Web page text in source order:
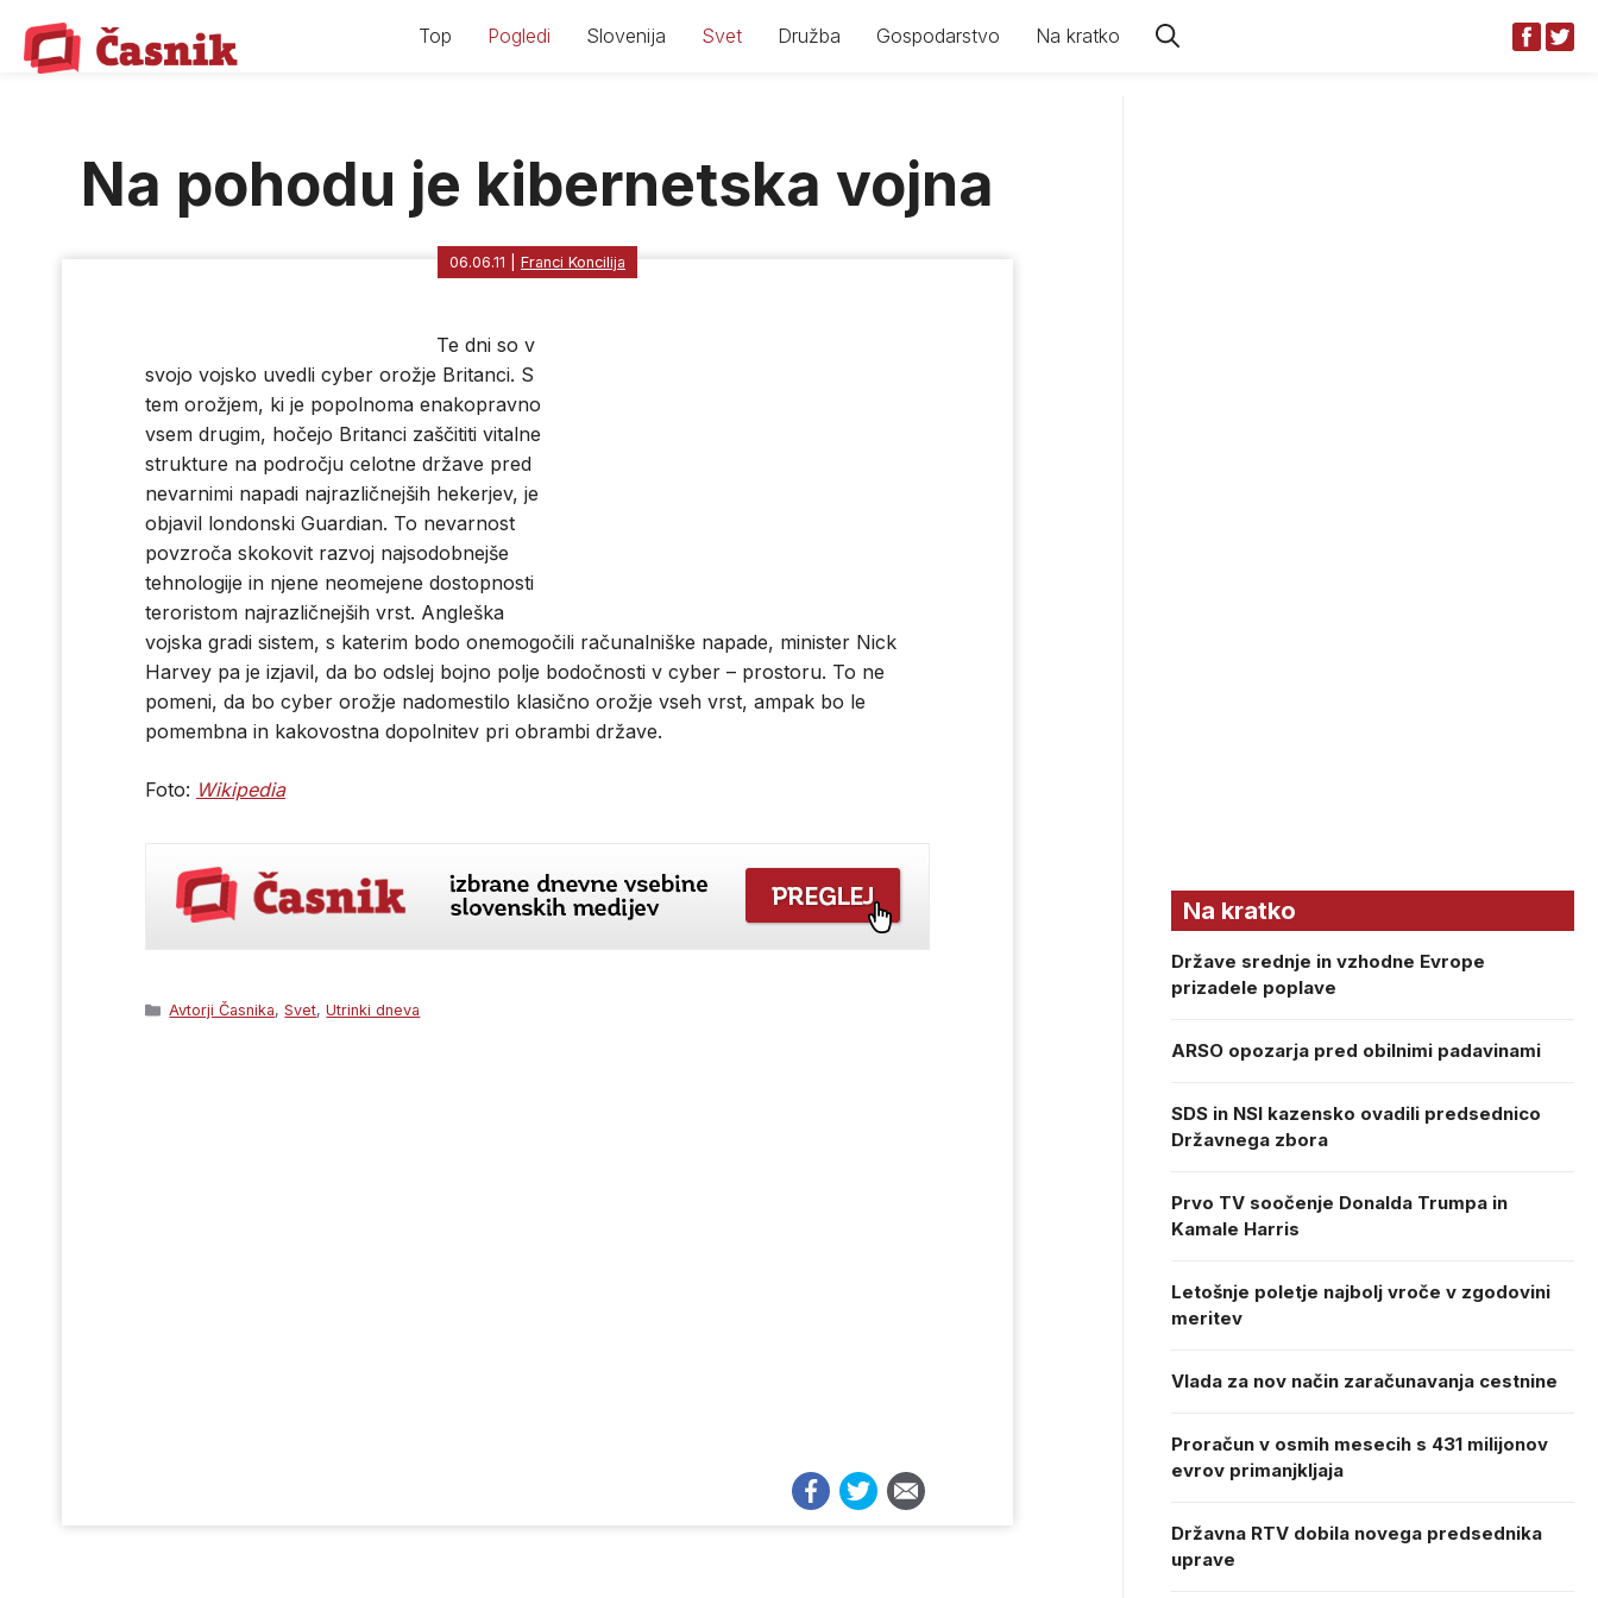
content
Top Pogledi Slovenija Svet Družba Gospodarstvo Na kratko
Na pohodu je kibernetska vojna
06.06.11 Franci Koncilija
Te dni so v
svojo vojsko uvedli cyber orožje Britanci. S
tem orožjem, ki je popolnoma enakopravno
vsem drugim, hočejo Britanci zaščititi vitalne
strukture na področju celotne države pred
nevarnimi napadi najrazličnejših hekerjev, je
objavil londonski Guardian. To nevarnost
povzroča skokovit razvoj najsodobnejše
tehnologije in njene neomejene dostopnosti
teroristom najrazličnejših vrst. Angleška
vojska gradi sistem, s katerim bodo onemogočili računalniške napade, minister Nick
Harvey pa je izjavil, da bo odslej bojno polje bodočnosti v cyber – prostoru. To ne
pomeni, da bo cyber orožje nadomestilo klasično orožje vseh vrst, ampak bo le
pomembna in kakovostna dopolnitev pri obrambi države.
Foto: Wikipedia
Categories
Avtorji Časnika,Svet,Utrinki dneva
Na kratko
Države srednje in vzhodne Evrope
prizadele poplave
ARSO opozarja pred obilnimi padavinami
SDS in NSI kazensko ovadili predsednico
Državnega zbora
Prvo TV soočenje Donalda Trumpa in
Kamale Harris
Letošnje poletje najbolj vroče v zgodovini
meritev
Vlada za nov način zaračunavanja cestnine
Proračun v osmih mesecih s 431 milijonov
evrov primanjkljaja
Državna RTV dobila novega predsednika
uprave